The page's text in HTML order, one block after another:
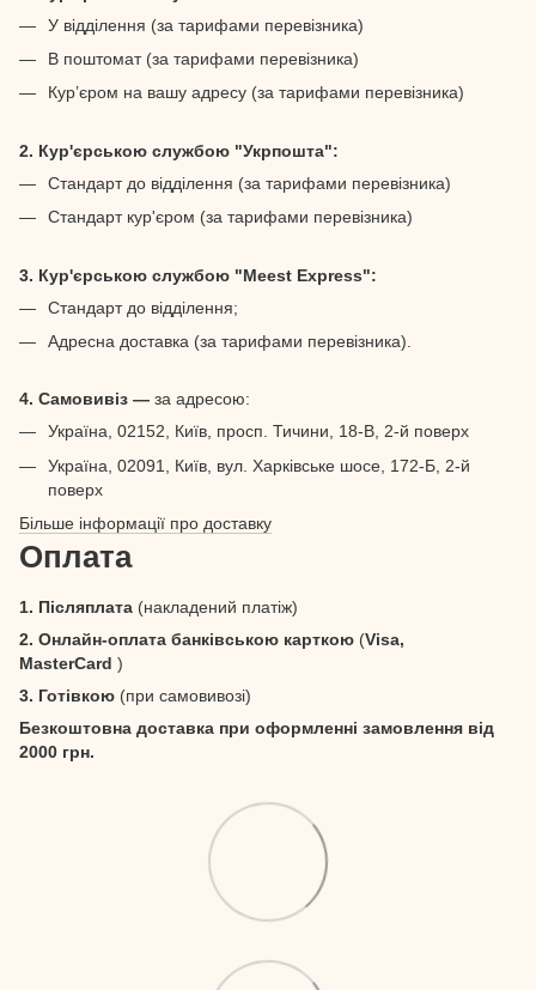
У відділення (за тарифами перевізника)
В поштомат (за тарифами перевізника)
Кур’єром на вашу адресу (за тарифами перевізника)
2. Кур'єрською службою "Укрпошта":
Стандарт до відділення (за тарифами перевізника)
Стандарт кур'єром (за тарифами перевізника)
3. Кур'єрською службою "Meest Express":
Стандарт до відділення;
Адресна доставка (за тарифами перевізника).
4. Самовивіз — за адресою:
Україна, 02152, Київ, просп. Тичини, 18-В, 2-й поверх
Україна, 02091, Київ, вул. Харківське шосе, 172-Б, 2-й
поверх
Більше інформації про доставку
Оплата
1. Післяплата (накладений платіж)
2. Онлайн-оплата банківською карткою (Visa,
MasterCard )
3. Готівкою (при самовивозі)
Безкоштовна доставка при оформленні замовлення від
2000 грн.